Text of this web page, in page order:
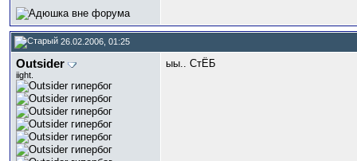
26.02.2006, 01:25
Outsider
iight.
ыы.. СтЁБ